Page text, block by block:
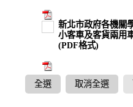
新北市政府各機關
小客車及客貨兩用
(PDF格式)
全選 取消全選